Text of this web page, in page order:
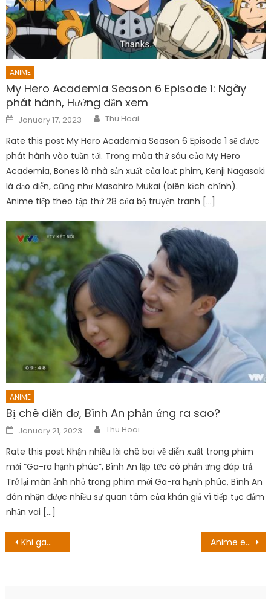
ANIME
My Hero Academia Season 6 Episode 1: Ngày
phát hành, Hướng dẫn xem
Posted
on
January 17, 2023 Author
Thu Hoai
Rate this post My Hero Academia Season 6 Episode 1 sẽ được
phát hành vào tuần tới. Trong mùa thứ sáu của My Hero
Academia, Bones là nhà sản xuất của loạt phim, Kenji Nagasaki
là đạo diễn, cũng như Masahiro Mukai (biên kịch chính).
Anime tiếp theo tập thứ 28 của bộ truyện tranh […]
ANIME
Bị chê diễn đơ, Bình An phản ứng ra sao?
Posted
on
January 21, 2023 Author
Thu Hoai
Rate this post Nhận nhiều lời chê bai về diễn xuất trong phim
mới “Ga-ra hạnh phúc”, Bình An lập tức có phản ứng đáp trả.
Trở lại màn ảnh nhỏ trong phim mới Ga-ra hạnh phúc, Bình An
đón nhận được nhiều sự quan tâm của khán giả vì tiếp tục đảm
nhận vai […]
Post
Khi game thủ là thành viên được mày mò: Ai là diễn viên chính? Anime ecchi Ayakashi Triangle tiết lộ hình ảnh, chốt lịch phát sóng vào đầu năm 2023